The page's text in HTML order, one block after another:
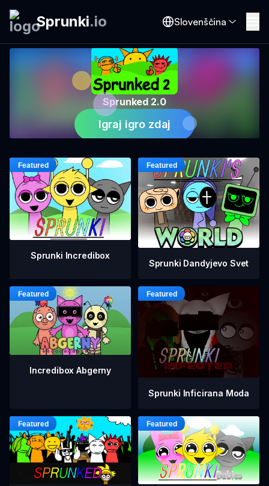
Sprunki.io Slovenščina
Sprunked 2.0
Igraj igro zdaj
Sprunki Incredibox
Sprunki Dandyjevo Svet
Incredibox Abgerny
Sprunki Inficirana Moda